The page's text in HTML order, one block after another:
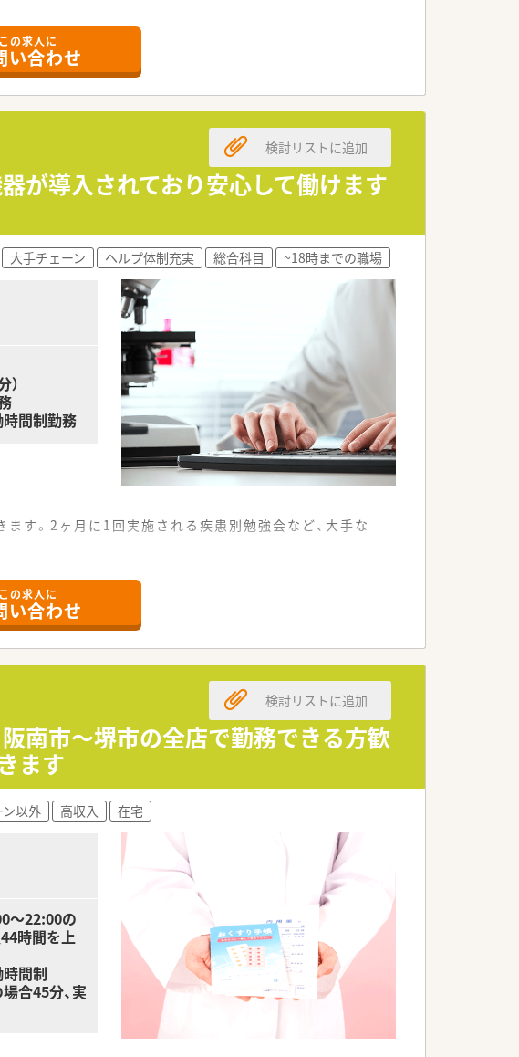
ーンです。
ります。
成長スピードを加速させていきます。
（住居は法人契約ですので、初期費用時の自己負担はほ
です。
止に向けた取り組みにも積極的です。
この求人に
い合わせ
が導入されており安心して働けます
検討リストに追加
大手チェーン ヘルプ体制充実 総合科目 ~18時までの職場
）
間制勤務
す。2ヶ月に1回実施される疾患別勉強会など、大手な
車での快適なマイカー通勤も認められている店舗で
合科目の処方箋を1日あたり約43枚応需しています。
調剤と並行して居宅や施設への在宅業務も実施して
服薬指導や薬歴管理などの業務全般を行います。
類医薬品に関するカウンセリングも担当します。
な訪問、お薬の配達などの在宅業務に携わります。
ンまで幅広い世代が和気あいあいと活躍していま
ており、急なお休みの際にも安心の体制です。
を敷いており、安心して業務に集中できます。
この求人に
い合わせ
南市～堺市の全店で勤務できる方歓
ます
検討リストに追加
以外 高収入 在宅
～22:00の
時間を上
間制
合45分、実